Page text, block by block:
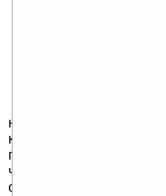
Устанавливайте
на своих сайтах,
коммерческую
посещайте разделы
чат, новости, файлы,
оставьте свой